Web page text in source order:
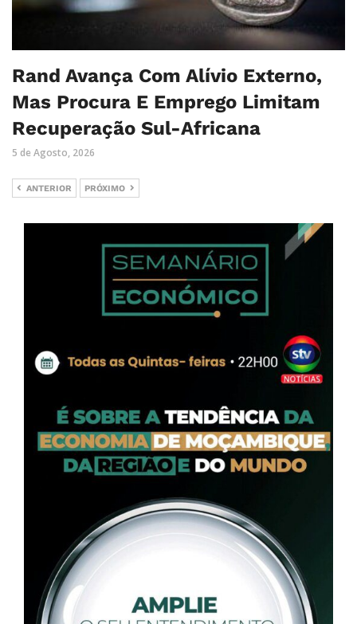
Rand Avança Com Alívio Externo,
Mas Procura E Emprego Limitam
Recuperação Sul-Africana
5 de Agosto, 2026
ANTERIOR PRÓXIMO